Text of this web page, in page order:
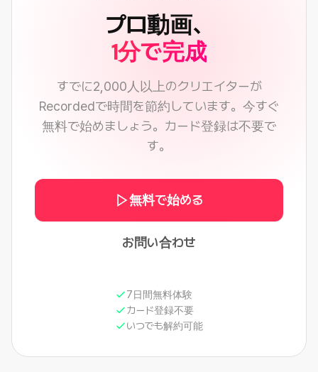
プロ動画、
1分で完成
すでに2,000人以上のクリエイターが
Recordedで時間を節約しています。今すぐ
無料で始めましょう。カード登録は不要で
す。
無料で始める
お問い合わせ
7日間無料体験
カード登録不要
いつでも解約可能